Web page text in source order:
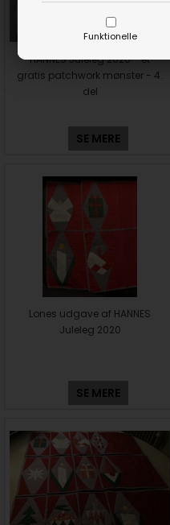
Funktionelle
HANNES Juleleg 2020 - et
gratis patchwork mønster - 4.
del
SE MERE
Lones udgave af HANNES
Juleleg 2020
SE MERE